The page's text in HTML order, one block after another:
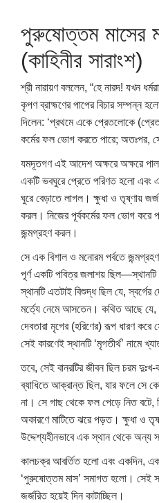
পুরুষোত্তম মাসের
(কাহিনীর সারাংশ)
শ্রী নারায়ণ বললেন, “হে নারদ! যখন
কৃপণ ব্রাহ্মণের পাপের বিচার সম্পন্ন
দিলেন: ‘প্রথমে একে প্রেতলোকে
কর্মের ফল ভোগ করতে পারে; অতঃপর,
যমদূতগণ এই আদেশ অক্ষরে অক্ষরে
একটি ভবঘুরে প্রেতে পরিণত হলো এবং
ঘুরে বেড়াতে লাগল। ক্ষুধা ও তৃষ্ণায়
করল। নিজের পূর্বকর্মের ফল ভোগ করে
জন্মগ্রহণ করল।
সে এক বিশাল ও মনোরম পর্বতে
পূর্ণ একটি পবিত্র জলাশয় ছিল—স্থানটি
স্থানটি এতটাই বিশুদ্ধ ছিল যে, স্বর্গের
মর্ত্যে নেমে আসতেন। কথিত আছে যে,
দেবতারা মৃগের (হরিণের) রূপ ধারণ
সেই কারণেই স্থানটি ‘মৃগতীর্থ’ নামে
তবে, সেই বানরটির জীবন ছিল চরম
ব্যাধিতে আক্রান্ত ছিল, যার ফলে সে
না। সে গাছ থেকে ফল পেড়ে নিত
অকারণে মাটিতে ঝরে পড়ত। ক্ষুধা ও
উদ্দেশ্যহীনভাবে এক স্থান থেকে অন্য
কালচক্র আবর্তিত হলো এবং একদিন,
‘পুরুষোত্তম মাস’ সমাগত হলো। সেই
জর্জরিত হয়েই দিন কাটাচ্ছিল।